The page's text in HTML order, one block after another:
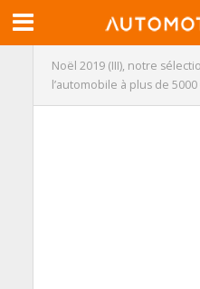
Noël 2019 (III), notre
l’automobile à plus de 5000